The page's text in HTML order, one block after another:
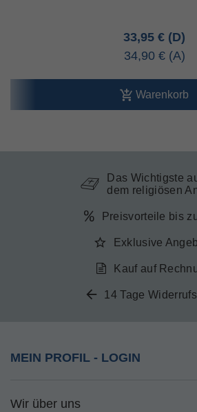
33,95 €
34,90 €
Warenkorb
Das Wichtigste
dem religiösen
Preisvorteile bis
Exklusive
Kauf auf
14 Tage
MEIN PROFIL - LOGIN
Wir über uns